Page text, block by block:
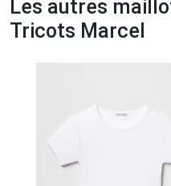
Les autres
Tricots Marcel